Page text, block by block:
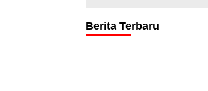
Berita Terbaru